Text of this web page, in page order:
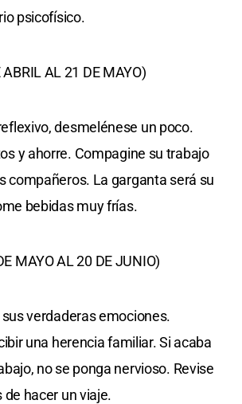
psicofísico.
ABRIL AL 21 DE MAYO)
desmelénese un poco.
y ahorre. Compagine su trabajo
compañeros. La garganta será su
bebidas muy frías.
MAYO AL 20 DE JUNIO)
verdaderas emociones.
una herencia familiar. Si acaba
no se ponga nervioso. Revise
hacer un viaje.